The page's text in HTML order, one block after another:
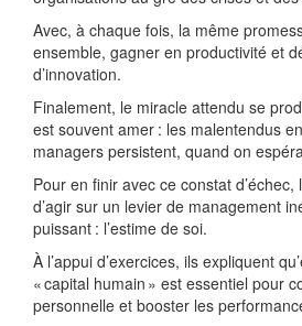
Avec, à chaque fois, la même
ensemble, gagner en productivité et
d’innovation.
Finalement, le miracle attendu se
est souvent amer : les malentendus
managers persistent, quand on
Pour en finir avec ce constat
d’agir sur un levier de management
puissant : l’estime de soi.
À l’appui d’exercices, ils expliquent
« capital humain » est essentiel pour
personnelle et booster les